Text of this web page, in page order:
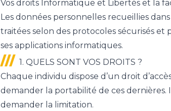
Vos droits Informatique et Libertés et la
Les données personnelles recueillies
traitées selon des protocoles sécurisés
ses applications informatiques.
1. QUELS SONT VOS DROITS ?
Chaque individu dispose d’un droit
demander la portabilité de ces dernières.
demander la limitation.